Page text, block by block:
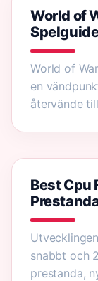
World of
World of
en
återvände
Best Cpu
snabbt och
prestanda,